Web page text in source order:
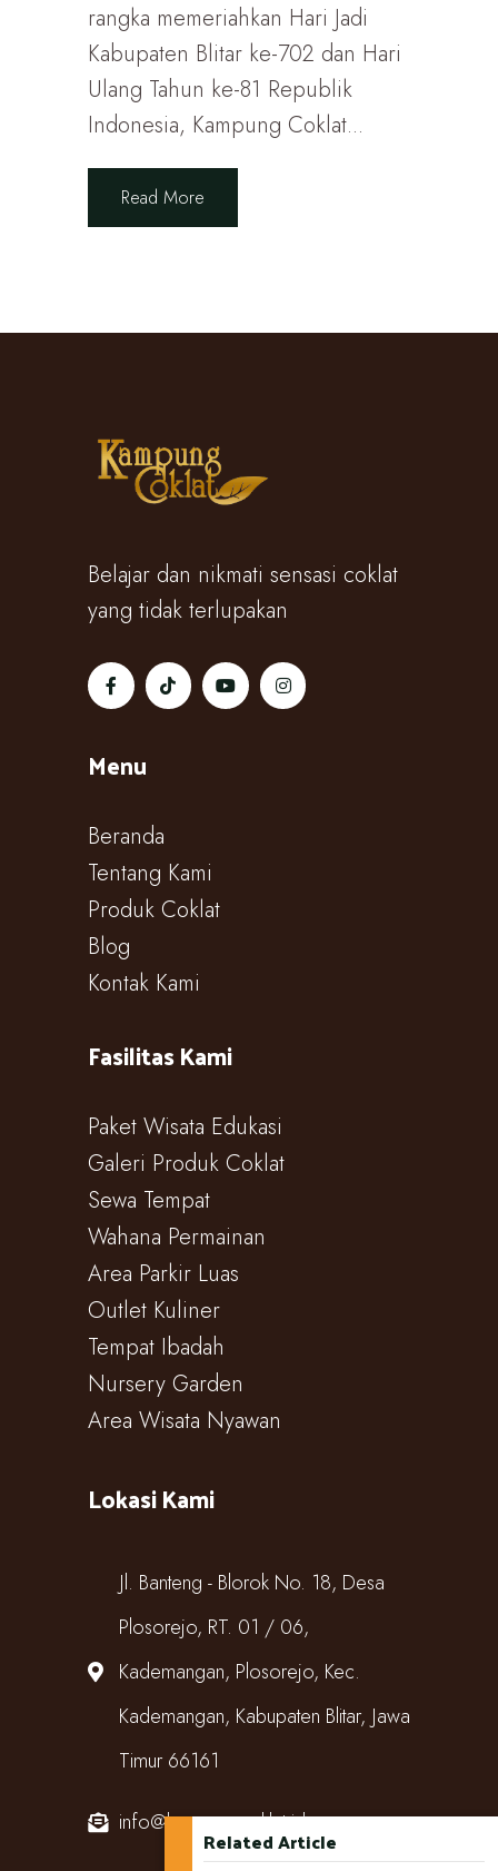
rangka memeriahkan Hari Jadi
Kabupaten Blitar ke-702 dan Hari
Ulang Tahun ke-81 Republik
Indonesia, Kampung Coklat...
Read More
Related Article
Belajar dan nikmati sensasi coklat
yang tidak terlupakan
Menu
Beranda
Tentang Kami
Produk Coklat
Blog
Kontak Kami
Fasilitas Kami
Paket Wisata Edukasi
Galeri Produk Coklat
Sewa Tempat
Wahana Permainan
Area Parkir Luas
Outlet Kuliner
Tempat Ibadah
Nursery Garden
Area Wisata Nyawan
Lokasi Kami
Jl. Banteng - Blorok No. 18, Desa
Plosorejo, RT. 01 / 06,
Kademangan, Plosorejo, Kec.
Kademangan, Kabupaten Blitar, Jawa
Timur 66161
info@kampungcoklat.id